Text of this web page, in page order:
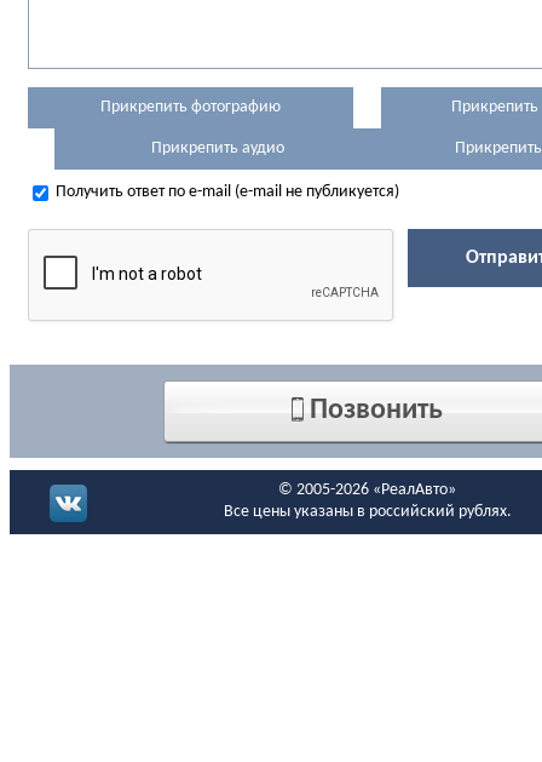
Прикрепить фотографию
Прикрепить аудио
Получить ответ по e-mail (e-mail не публикуется)
Позвонить
© 2005-2026 «РеалАвто»
Все цены указаны в российский рублях.